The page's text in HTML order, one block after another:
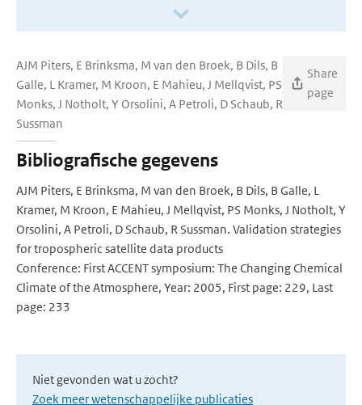
AJM Piters, E Brinksma, M van den Broek, B Dils, B
Galle, L Kramer, M Kroon, E Mahieu, J Mellqvist, PS
Monks, J Notholt, Y Orsolini, A Petroli, D Schaub, R
Sussman
Share
page
Bibliografische gegevens
AJM Piters, E Brinksma, M van den Broek, B Dils, B Galle, L
Kramer, M Kroon, E Mahieu, J Mellqvist, PS Monks, J Notholt, Y
Orsolini, A Petroli, D Schaub, R Sussman. Validation strategies
for tropospheric satellite data products
Conference: First ACCENT symposium: The Changing Chemical
Climate of the Atmosphere, Year: 2005, First page: 229, Last
page: 233
Niet gevonden wat u zocht?
Zoek meer wetenschappelijke publicaties